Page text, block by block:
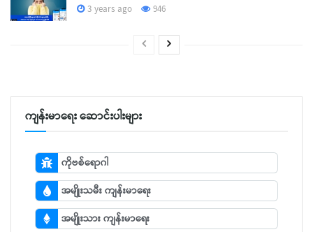
3 years ago 946
ကျန်းမာရေး ဆောင်းပါးများ
ကိုဗစ်ရောဂါ
အမျိုးသမီး ကျန်းမာရေး
အမျိုးသား ကျန်းမာရေး